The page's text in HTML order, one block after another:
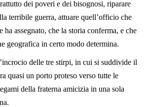
dei poveri e dei bisognosi, riparare
terribile guerra, attuare quell’officio che
assegnato, che la storia conferma, e che
geografica in certo modo determina.
delle tre stirpi, in cui si suddivide il
quasi un porto proteso verso tutte le
della fraterna amicizia in una sola